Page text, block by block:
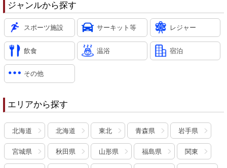
ジャンルから探す
スポーツ施設 サーキット等 レジャー
飲食 温浴 宿泊
その他
エリアから探す
北海道 北海道 東北 青森県 岩手県
宮城県 秋田県 山形県 福島県 関東